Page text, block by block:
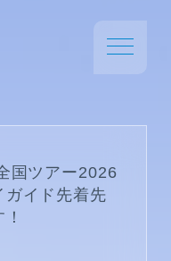
国ツアー2026
ガイド先着先